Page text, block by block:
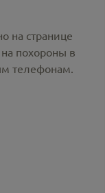
на странице
похороны в
телефонам.